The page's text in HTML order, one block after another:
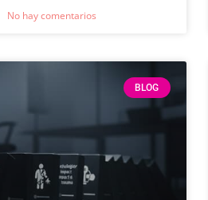
No hay comentarios
BLOG